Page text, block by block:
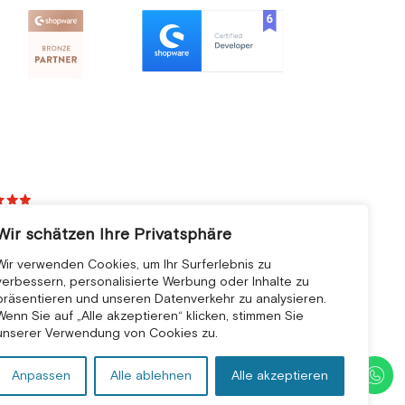
schätzen Ihre Privatsphäre
verwenden Cookies, um Ihr Surferlebnis zu
personalisierte Werbung oder Inhalte zu
und unseren Datenverkehr zu analysieren.
Sie auf „Alle akzeptieren“ klicken, stimmen Sie
Verwendung von Cookies zu.
Anpassen Alle ablehnen Alle akzeptieren